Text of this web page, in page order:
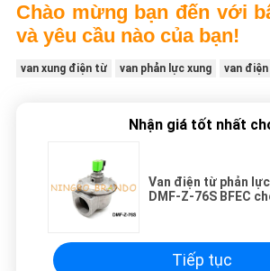
Chào mừng bạn đến với
và yêu cầu nào của bạn!
van xung điện từ van phản lực xung van
Nhận giá tốt nhất
Van điện từ phản
DMF-Z-76S BFEC
Tiếp tục